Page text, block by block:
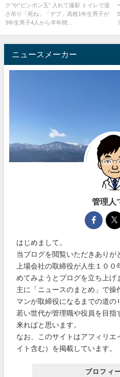
ク”や“ピンポン玉” 入れて撮影 トイレで逆
さ吊り「死ね」「デブ」高校1年生男子が
3年生男子4人から半年間...
ニュースメーカー
管理人
はじめまして。
当ブログを閲覧いただきありが
上場会社の取締役が人生１０
めてみようとブログを立ち上げ
主に「ニュースのまとめ」で操
マンが取締役になるまでの道の
若い世代が管理職や役員を目指
来ればと思います。
なお、このサイトはアフィリエ
イト含む）を掲載しています。
プロフィ